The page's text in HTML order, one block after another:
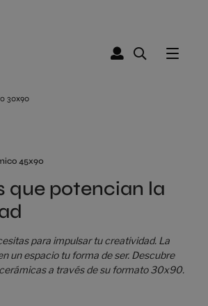
30x90
45x90
que potencian la
para impulsar tu creatividad. La
un espacio tu forma de ser. Descubre
a través de su formato 30x90.